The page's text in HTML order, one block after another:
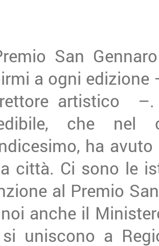
San
a ogni edizione
artistico –.
che nel
ha
città. Ci sono le
al Premio
anche il
uniscono a